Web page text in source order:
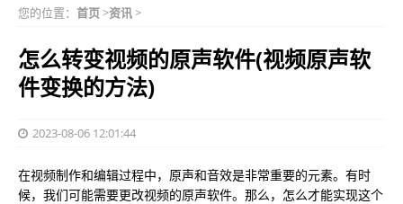
您的位置： 首页>资讯>
怎么转变视频的原声软件(视频原声软
件变换的方法)
2023-08-06 12:01:44
在视频制作和编辑过程中，原声和音效是非常重要的元素。有时
候，我们可能需要更改视频的原声软件。那么，怎么才能实现这个